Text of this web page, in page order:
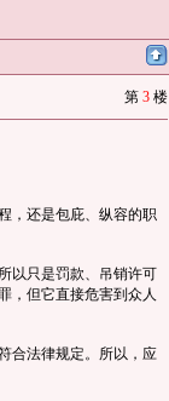
第 3 楼
，还是包庇、纵容的职
以只是罚款、吊销许可
，但它直接危害到众人
合法律规定。所以，应